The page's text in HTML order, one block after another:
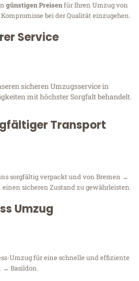
günstigen Preisenfür Ihren Umzug von
bei der Qualität einzugehen.
Service
sicheren Umzugsservice in
mit höchster Sorgfalt behandelt.
Transport
sorgfältig verpackt und von Bremen →
sicheren Zustand zu gewährleisten.
Umzug
Umzug für eine schnelle und effiziente
→ Basildon.